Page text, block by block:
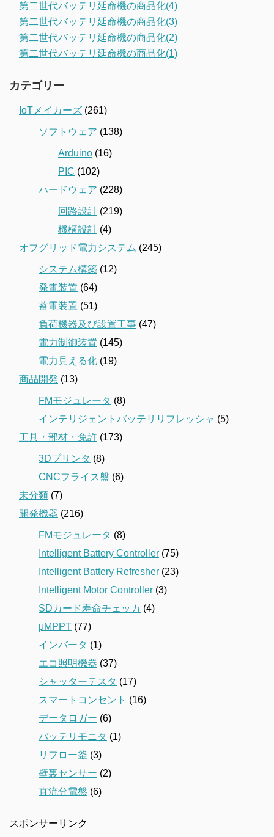
第二世代バッテリ延命機の商品化(4)
第二世代バッテリ延命機の商品化(3)
第二世代バッテリ延命機の商品化(2)
第二世代バッテリ延命機の商品化(1)
カテゴリー
IoTメイカーズ (261)
ソフトウェア (138)
Arduino (16)
PIC (102)
ハードウェア (228)
回路設計 (219)
機構設計 (4)
オフグリッド電力システム (245)
システム構築 (12)
発電装置 (64)
蓄電装置 (51)
負荷機器及び設置工事 (47)
電力制御装置 (145)
電力見える化 (19)
商品開発 (13)
FMモジュレータ (8)
インテリジェントバッテリリフレッシャ (5)
工具・部材・免許 (173)
3Dプリンタ (8)
CNCフライス盤 (6)
未分類 (7)
開発機器 (216)
FMモジュレータ (8)
Intelligent Battery Controller (75)
Intelligent Battery Refresher (23)
Intelligent Motor Controller (3)
SDカード寿命チェッカ (4)
μMPPT (77)
インバータ (1)
エコ照明機器 (37)
シャッターテスタ (17)
スマートコンセント (16)
データロガー (6)
バッテリモニタ (1)
リフロー釜 (3)
壁裏センサー (2)
直流分電盤 (6)
スポンサーリンク